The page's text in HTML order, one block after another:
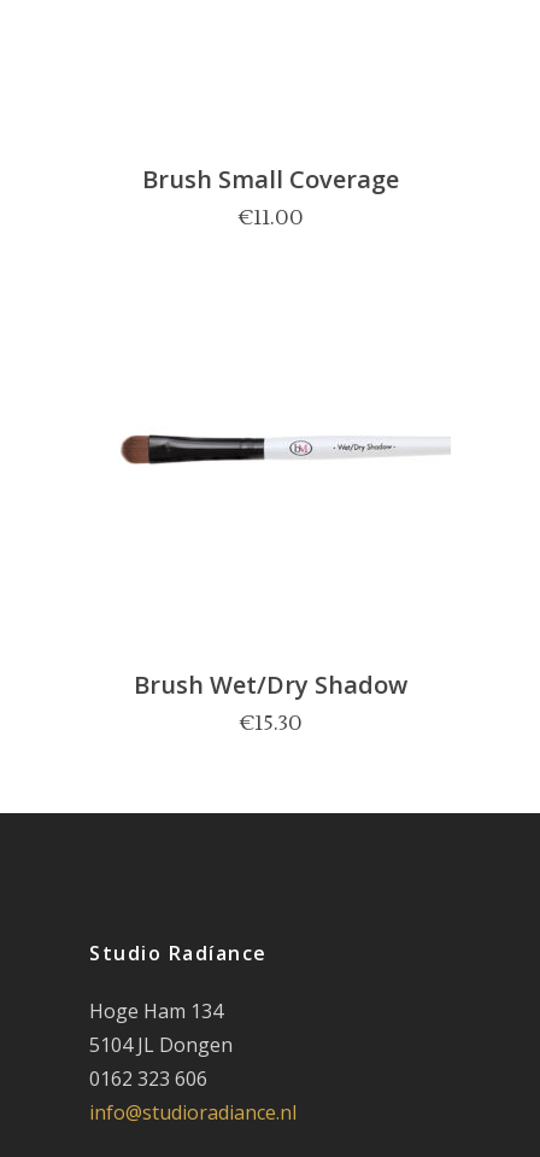
Brush Small Coverage
€11.00
Brush Wet/Dry Shadow
€15.30
Studio Radíance
Hoge Ham 134
5104 JL Dongen
0162 323 606
info@studioradiance.nl